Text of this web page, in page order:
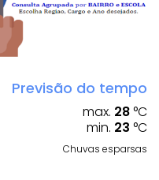
Previsão do tempo
max. 28 °C
min. 23 °C
Chuvas esparsas